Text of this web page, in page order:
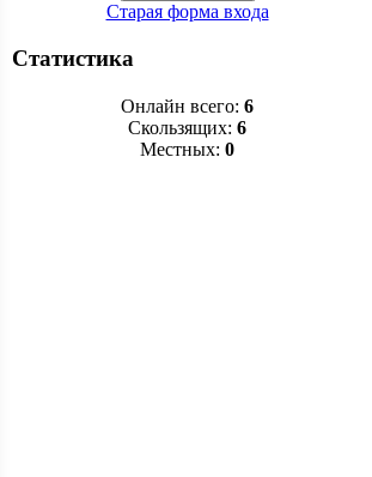
Старая форма входа
Статистика
Онлайн всего: 6
Скользящих: 6
Местных: 0